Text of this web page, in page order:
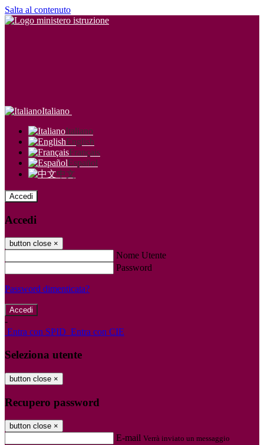
Salta al contenuto
Italiano
Italiano
English
Français
Español
中文
Accedi
Accedi
button close ×
Nome Utente
Password
Password dimenticata?
-
Entra con SPID Entra con CIE
Seleziona utente
button close ×
Recupero password
button close ×
E-mail Verrà inviato un messaggio